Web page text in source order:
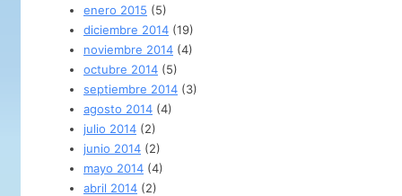
enero 2015 (5)
diciembre 2014 (19)
noviembre 2014 (4)
octubre 2014 (5)
septiembre 2014 (3)
agosto 2014 (4)
julio 2014 (2)
junio 2014 (2)
mayo 2014 (4)
abril 2014 (2)